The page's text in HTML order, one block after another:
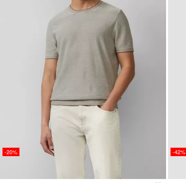
-20% -42%